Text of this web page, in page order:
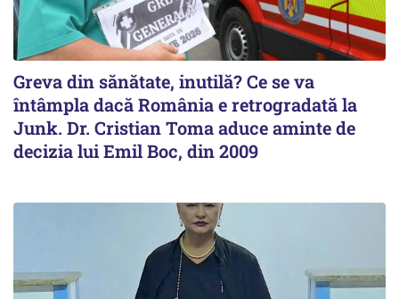
Greva din sănătate, inutilă? Ce se va
întâmpla dacă România e retrogradată la
Junk. Dr. Cristian Toma aduce aminte de
decizia lui Emil Boc, din 2009